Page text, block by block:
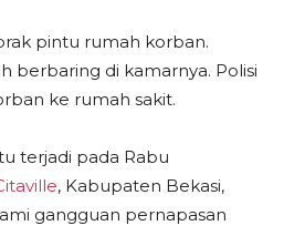
pintu rumah korban.
berbaring di kamarnya. Polisi
ke rumah sakit.
terjadi pada Rabu
, Kabupaten Bekasi,
gangguan pernapasan